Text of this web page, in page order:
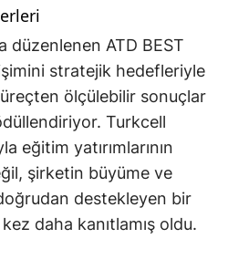
düzenlenen ATD BEST
stratejik hedefleriyle
ölçülebilir sonuçlar
Turkcell
eğitim yatırımlarının
şirketin büyüme ve
destekleyen bir
daha kanıtlamış oldu.